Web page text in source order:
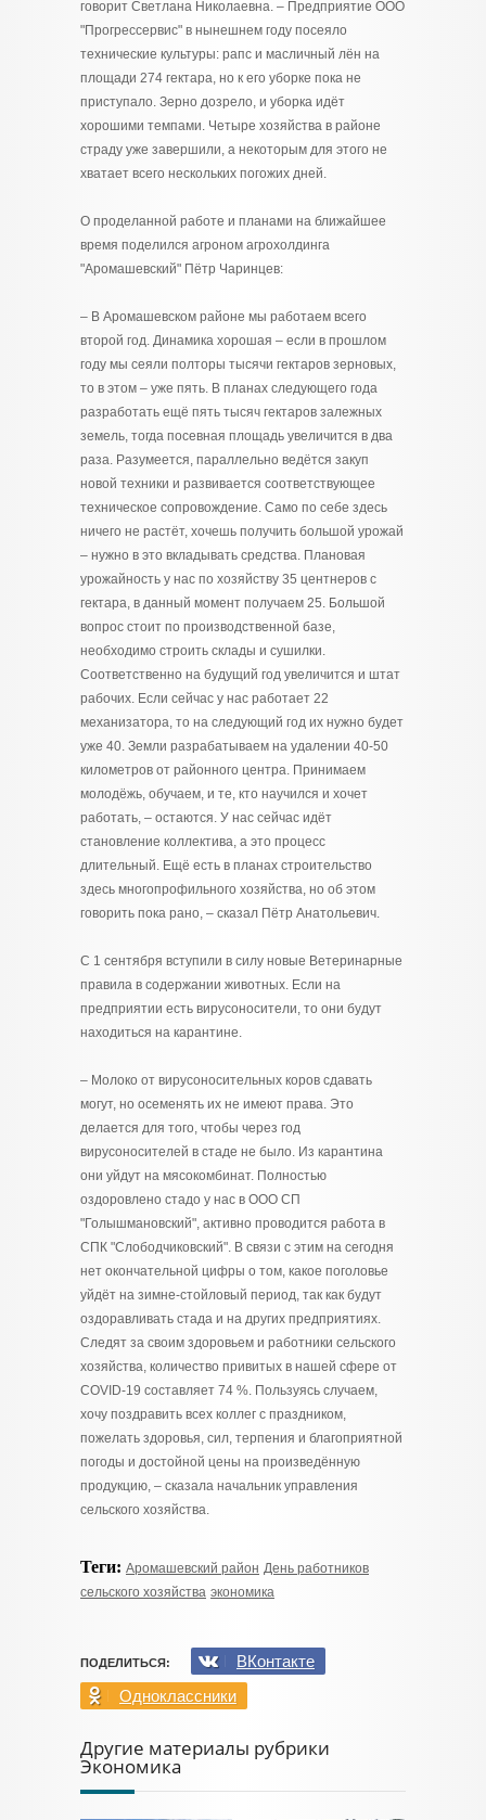
говорит Светлана Николаевна. – Предприятие ООО
"Прогрессервис" в нынешнем году посеяло
технические культуры: рапс и масличный лён на
площади 274 гектара, но к его уборке пока не
приступало. Зерно дозрело, и уборка идёт
хорошими темпами. Четыре хозяйства в районе
страду уже завершили, а некоторым для этого не
хватает всего нескольких погожих дней.
О проделанной работе и планами на ближайшее
время поделился агроном агрохолдинга
"Аромашевский" Пётр Чаринцев:
– В Аромашевском районе мы работаем всего
второй год. Динамика хорошая – если в прошлом
году мы сеяли полторы тысячи гектаров зерновых,
то в этом – уже пять. В планах следующего года
разработать ещё пять тысяч гектаров залежных
земель, тогда посевная площадь увеличится в два
раза. Разумеется, параллельно ведётся закуп
новой техники и развивается соответствующее
техническое сопровождение. Само по себе здесь
ничего не растёт, хочешь получить большой урожай
– нужно в это вкладывать средства. Плановая
урожайность у нас по хозяйству 35 центнеров с
гектара, в данный момент получаем 25. Большой
вопрос стоит по производственной базе,
необходимо строить склады и сушилки.
Соответственно на будущий год увеличится и штат
рабочих. Если сейчас у нас работает 22
механизатора, то на следующий год их нужно будет
уже 40. Земли разрабатываем на удалении 40-50
километров от районного центра. Принимаем
молодёжь, обучаем, и те, кто научился и хочет
работать, – остаются. У нас сейчас идёт
становление коллектива, а это процесс
длительный. Ещё есть в планах строительство
здесь многопрофильного хозяйства, но об этом
говорить пока рано, – сказал Пётр Анатольевич.
С 1 сентября вступили в силу новые Ветеринарные
правила в содержании животных. Если на
предприятии есть вирусоносители, то они будут
находиться на карантине.
– Молоко от вирусоносительных коров сдавать
могут, но осеменять их не имеют права. Это
делается для того, чтобы через год
вирусоносителей в стаде не было. Из карантина
они уйдут на мясокомбинат. Полностью
оздоровлено стадо у нас в ООО СП
"Голышмановский", активно проводится работа в
СПК "Слободчиковский". В связи с этим на сегодня
нет окончательной цифры о том, какое поголовье
уйдёт на зимне-стойловый период, так как будут
оздоравливать стада и на других предприятиях.
Следят за своим здоровьем и работники сельского
хозяйства, количество привитых в нашей сфере от
COVID-19 составляет 74 %. Пользуясь случаем,
хочу поздравить всех коллег с праздником,
пожелать здоровья, сил, терпения и благоприятной
погоды и достойной цены на произведённую
продукцию, – сказала начальник управления
сельского хозяйства.
Теги: Аромашевский район День работников
сельского хозяйства экономика
ПОДЕЛИТЬСЯ:
ВКонтакте
Одноклассники
Другие материалы рубрики
Экономика